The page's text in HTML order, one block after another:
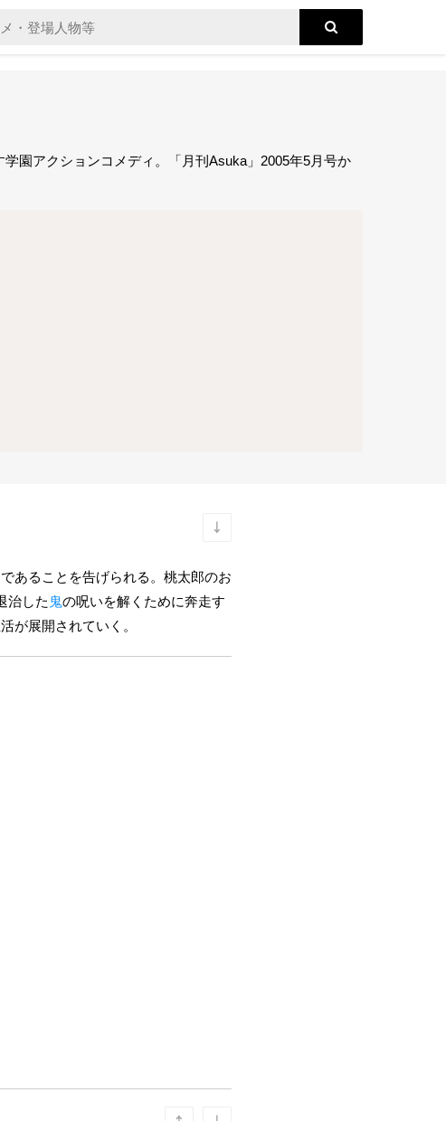
園アクションコメディ。「月刊Asuka」2005年5月号か
であることを告げられる。桃太郎のお
治した 鬼の呪いを解くために奔走す
が展開されていく。